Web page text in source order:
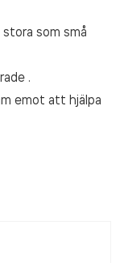
som små
.
emot att hjälpa